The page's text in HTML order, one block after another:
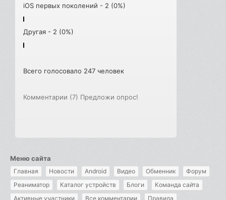
iOS первых поколений - 2 (0%)
Другая - 2 (0%)
Всего голосовало 247 человек
Комментарии (7) Предложи опрос!
Меню сайта
Главная Новости Android Видео Обменник
Форум
Реаниматор
Каталог устройств Блоги
Команда сайта
Активные участники
Все комментарии Правила